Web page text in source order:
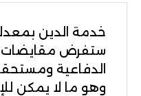
خدمة الدين
ستفرض مقايضات
الدفاعية
وهو ما لا يمكن